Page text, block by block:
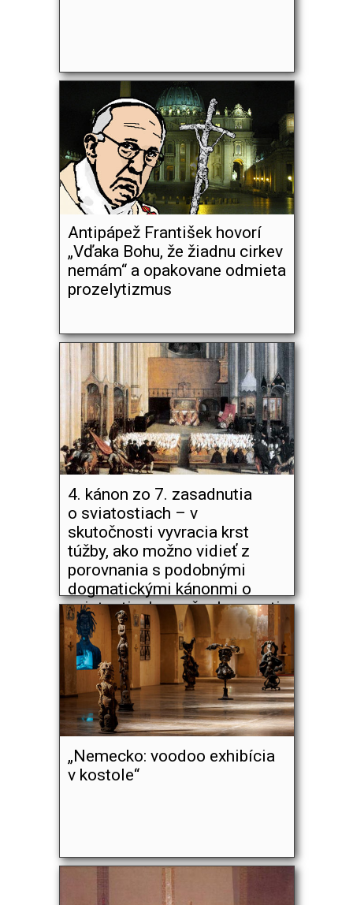
Antipápež František hovorí
„Vďaka Bohu, že žiadnu cirkev
nemám“ a opakovane odmieta
prozelytizmus
4. kánon zo 7. zasadnutia
o sviatostiach – v
skutočnosti vyvracia krst
túžby, ako možno vidieť z
porovnania s podobnými
dogmatickými kánonmi o
sviatostiach vo všeobecnosti
„Nemecko: voodoo exhibícia
v kostole“